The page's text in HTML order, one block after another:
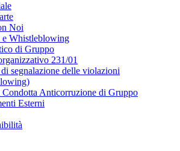
Noi
Whistleblowing
di Gruppo
231/01
segnalazione delle violazioni
Anticorruzione di Gruppo
Esterni